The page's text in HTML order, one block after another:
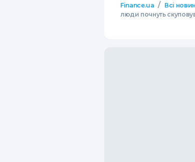
Finance.ua / Всі
люди почнуть